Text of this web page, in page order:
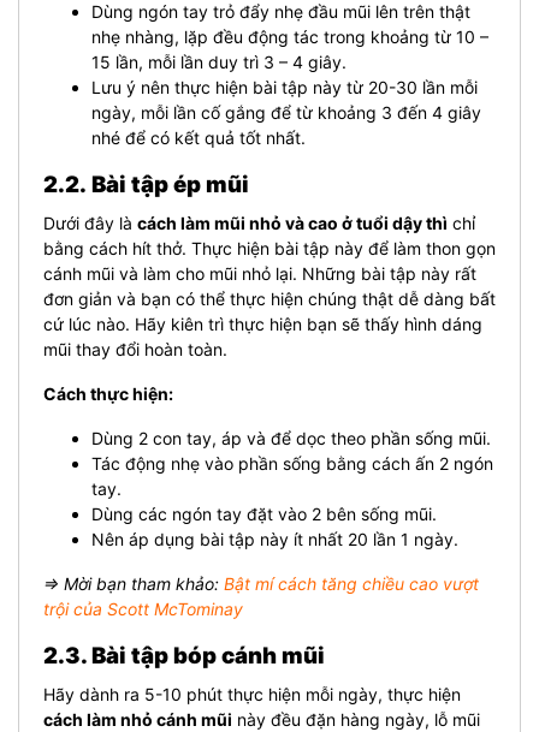
Dùng ngón tay trỏ đẩy nhẹ đầu mũi lên trên thật
nhẹ nhàng, lặp đều động tác trong khoảng từ 10 –
15 lần, mỗi lần duy trì 3 – 4 giây.
Lưu ý nên thực hiện bài tập này từ 20-30 lần mỗi
ngày, mỗi lần cố gắng để từ khoảng 3 đến 4 giây
nhé để có kết quả tốt nhất.
2.2. Bài tập ép mũi
Dưới đây là cách làm mũi nhỏ và cao ở tuổi dậy thì chỉ
bằng cách hít thở. Thực hiện bài tập này để làm thon gọn
cánh mũi và làm cho mũi nhỏ lại. Những bài tập này rất
đơn giản và bạn có thể thực hiện chúng thật dễ dàng bất
cứ lúc nào. Hãy kiên trì thực hiện bạn sẽ thấy hình dáng
mũi thay đổi hoàn toàn.
Cách thực hiện:
Dùng 2 con tay, áp và để dọc theo phần sống mũi.
Tác động nhẹ vào phần sống bằng cách ấn 2 ngón
tay.
Dùng các ngón tay đặt vào 2 bên sống mũi.
Nên áp dụng bài tập này ít nhất 20 lần 1 ngày.
⇒ Mời bạn tham khảo: Bật mí cách tăng chiều cao vượt
trội của Scott McTominay
2.3. Bài tập bóp cánh mũi
Hãy dành ra 5-10 phút thực hiện mỗi ngày, thực hiện
cách làm nhỏ cánh mũi này đều đặn hàng ngày, lỗ mũi